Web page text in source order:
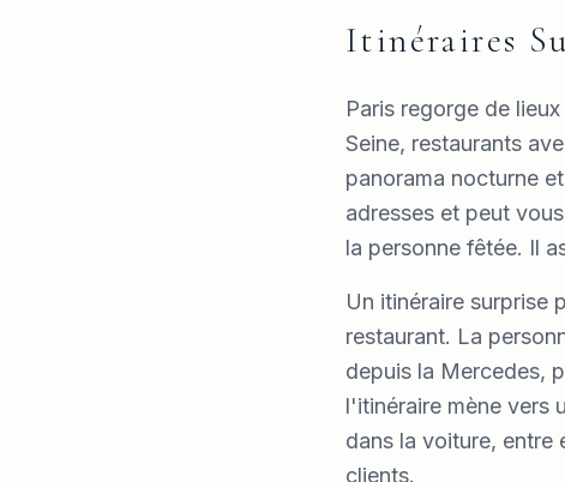
Itinéraires
Paris regorge de
Seine, restaurants
panorama nocturne
adresses et peut
la personne fêtée. Il
Un itinéraire surprise
restaurant. La
depuis la Mercedes,
l'itinéraire mène vers
dans la voiture, entre
clients.